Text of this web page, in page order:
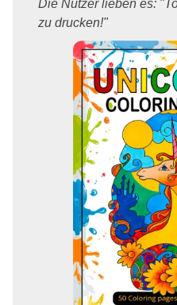
Die Nutzer lieben es:
zu drucken!"